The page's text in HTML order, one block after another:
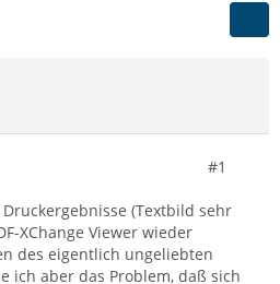
#1
(Textbild sehr
XChange Viewer wieder
des eigentlich ungeliebten
ich aber das Problem, daß sich